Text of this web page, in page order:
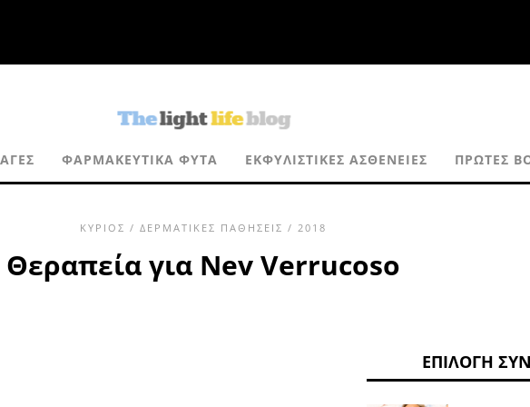
ΦΑΡΜΑΚΕΥΤΙΚΆ ΦΥΤΆ ΕΚΦΥΛΙΣΤΙΚΈΣ ΑΣΘΈΝΕΙΕΣ ΠΡΏΤΕΣ
ΚΎΡΙΟΣ / ΔΕΡΜΑΤΙΚΈΣ ΠΑΘΉΣΕΙΣ / 2018
Θεραπεία για Nev Verrucoso
ΕΠΙΛΟΓΉ